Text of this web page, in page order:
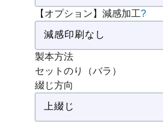
【オプション】減感加工?
製本方法
セットのり（バラ）
綴じ方向